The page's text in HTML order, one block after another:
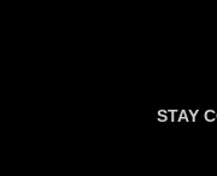
STAY